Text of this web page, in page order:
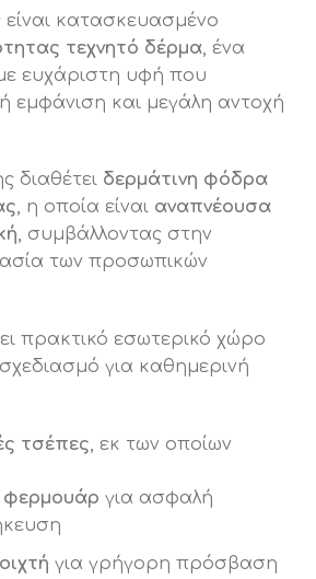
είναι κατασκευασμένο
τεχνητό δέρμα, ένα
ευχάριστη υφή που
εμφάνιση και μεγάλη αντοχή
διαθέτει δερμάτινη φόδρα
, η οποία είναι αναπνέουσα
, συμβάλλοντας στην
των προσωπικών
πρακτικό εσωτερικό χώρο
για καθημερινή
τσέπες, εκ των οποίων
φερμουάρ για ασφαλή
για γρήγορη πρόσβαση